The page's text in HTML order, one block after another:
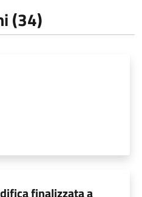
(34)
finalizzata a